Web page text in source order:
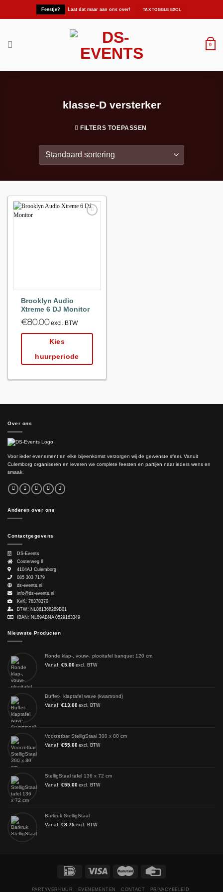
Feestje? Laat dat maar aan ons over!
0
klasse-D versterker
FILTERS TOEPASSEN
Brooklyn Audio
Xtreme 6 DJ Monitor
€80.00excl. BTW
Kies
huurperiode
Over ons
Voor ieder evenement en elke bijeenkomst verzorgen wij de gewenste sfeer. Vanuit
Culemborg organiseren en leveren we complete feesten en partijen naar ieders wens en
smaak.
Anderen over ons
Contactgegevens
DS-Events
Costerweg 8
4104AJ Culemborg
085 303 7179
ds-events.nl
info@ds-events.nl
KvK: 78378370
BTW: NL861368289B01
IBAN: NL89ABNA 0529163349
Nieuwste Producten
Ronde klap-, vouw-, plooitafel banquet 120 cm
Vanaf: €5.00 excl. BTW
Buffet-, klaptafel wave (kwartrond)
Vanaf: €13.00 excl. BTW
Voorzetbar StelligStaal 300 x 80 cm
Vanaf: €55.00 excl. BTW
StelligStaal tafel 136 x 72 cm
Vanaf: €55.00 excl. BTW
Barkruk StelligStaal
Vanaf: €8.75 excl. BTW
PARTYVERHUUR EVENEMENTEN CONTACT PRIVACYBELEID